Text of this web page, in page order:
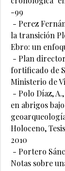
-99
- Perez
la transición
Ebro: un
- Plan
fortificado de
Ministerio de
- Polo Díaz,
en abrigos
Holoceno,
2010
- Portero
Notas sobre